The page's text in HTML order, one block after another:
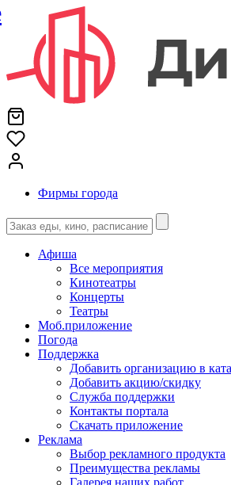
Фирмы города
Афиша
Все мероприятия
Кинотеатры
Концерты
Театры
Моб.приложение
Погода
Поддержка
Добавить организацию в
Добавить акцию/скидку
Служба поддержки
Контакты портала
Скачать приложение
Реклама
Выбор рекламного продукта
Преимущества рекламы
Галерея наших работ